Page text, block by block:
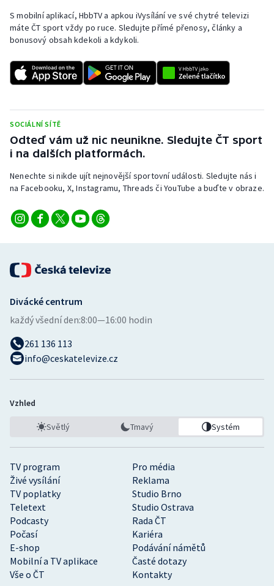
S mobilní aplikací, HbbTV a apkou iVysílání ve své chytré televizi
máte ČT sport vždy po ruce. Sledujte přímé přenosy, články a
bonusový obsah kdekoli a kdykoli.
SOCIÁLNÍ SÍTĚ
Odteď vám už nic neunikne. Sledujte ČT sport
i na dalších platformách.
Nenechte si nikde ujít nejnovější sportovní události. Sledujte nás i
na Facebooku, X, Instagramu, Threads či YouTube a buďte v obraze.
TV program
Pro média
Živé vysílání
Reklama
TV poplatky
Studio Brno
Teletext
Studio Ostrava
Podcasty
Rada ČT
Počasí
Kariéra
E-shop
Podávání námětů
Mobilní a TV aplikace
Časté dotazy
Vše o ČT
Kontakty
Divácké centrum
každý všední den:8:00—16:00 hodin
261 136 113
info@ceskatelevize.cz
Vzhled
Světlý Tmavý Systém